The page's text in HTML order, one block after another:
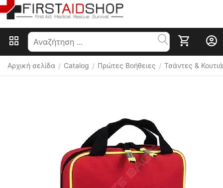
Αρχική σελίδα / Catalog / Πρώτες Βοήθειες / Τσάντες & Κουτιά